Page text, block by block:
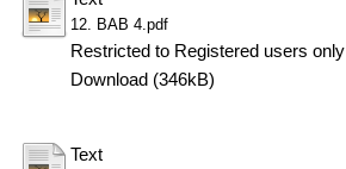
12. BAB 4.pdf
Restricted to Registered users only
Download (346kB)
Text